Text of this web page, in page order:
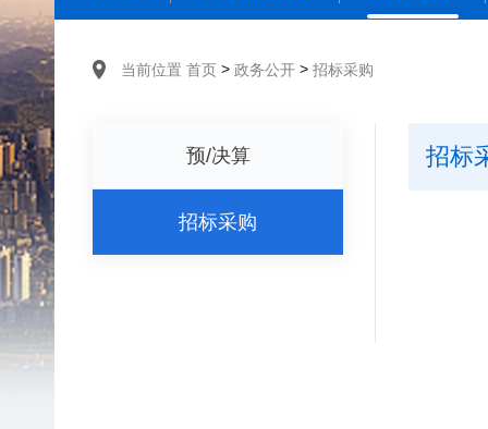
当前位置 首页 > 政务公开 > 招标采购
预/决算
招标采购
招标